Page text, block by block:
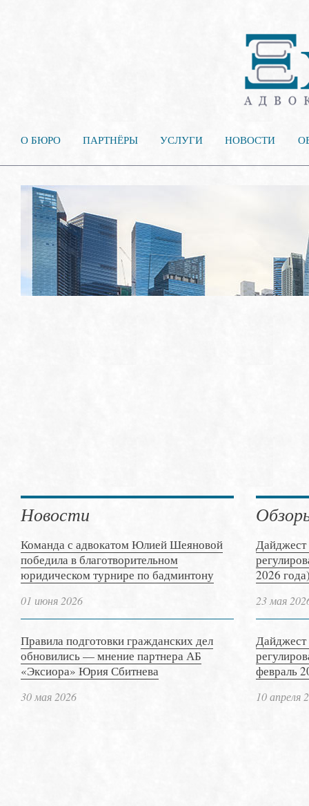
О БЮРО ПАРТНЁРЫ УСЛУГИ НОВОСТИ
Новости
Команда с адвокатом Юлией Шеяновой
победила в благотворительном
юридическом турнире по бадминтону
01 июня 2026
Правила подготовки гражданских дел
обновились — мнение партнера АБ
«Эксиора» Юрия Сбитнева
30 мая 2026
Дайджест
2026
23 мая
Дайджест
февраль
10 апреля